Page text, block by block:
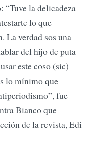
“Tuve la delicadeza
lo que
La verdad sos una
del hijo de puta
este coso (sic)
lo mínimo que
fue
Bianco que
de la revista, Edi